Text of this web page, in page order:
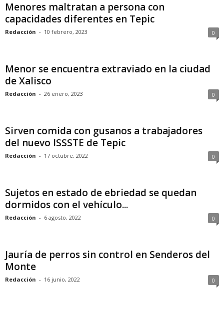
Menores maltratan a persona con
capacidades diferentes en Tepic
Redacción - 10 febrero, 2023 0
Menor se encuentra extraviado en la ciudad
de Xalisco
Redacción - 26 enero, 2023 0
Sirven comida con gusanos a trabajadores
del nuevo ISSSTE de Tepic
Redacción - 17 octubre, 2022 0
Sujetos en estado de ebriedad se quedan
dormidos con el vehículo...
Redacción - 6 agosto, 2022 0
Jauría de perros sin control en Senderos del
Monte
Redacción - 16 junio, 2022 0